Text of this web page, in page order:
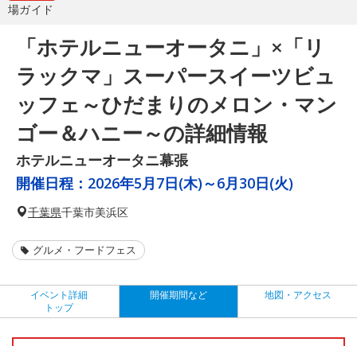
場ガイド
「ホテルニューオータニ」×「リ
ラックマ」スーパースイーツビュ
ッフェ～ひだまりのメロン・マン
ゴー＆ハニー～の詳細情報
ホテルニューオータニ幕張
開催日程： 2026年5月7日(木)～6月30日(火)
千葉県千葉市美浜区
グルメ・フードフェス
イベント詳細
トップ
開催期間など 地図・アクセス